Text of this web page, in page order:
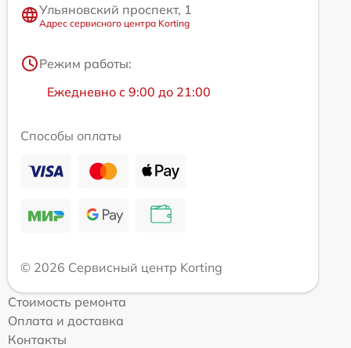
Ульяновский проспект, 1
Адрес сервисного центра Korting
Режим работы:
Ежедневно с 9:00 до 21:00
Способы оплаты
© 2026 Сервисный центр Korting
Стоимость ремонта
Оплата и доставка
Контакты